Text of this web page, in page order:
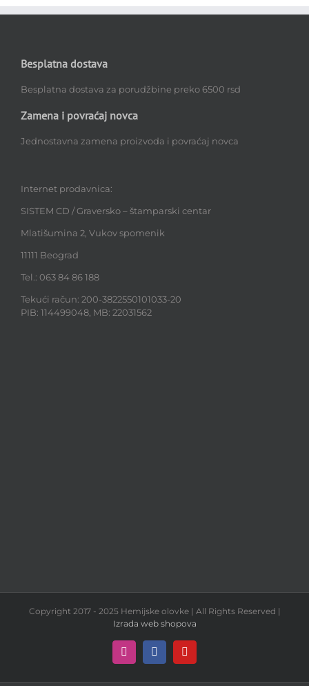
Besplatna dostava
Besplatna dostava za porudžbine preko 6500 rsd
Zamena i povraćaj novca
Jednostavna zamena proizvoda i povraćaj novca
Internet prodavnica:
SISTEM CD / Graversko – štamparski centar
Mlatišumina 2, Vukov spomenik
11111 Beograd
Tel.: 063 84 86 188
Tekući račun: 200-3822550101033-20
PIB: 114499048, MB: 22031562
Copyright 2017 - 2025 Hemijske olovke | All Rights Reserved |
Izrada web shopova
InstagramFacebookYouTube